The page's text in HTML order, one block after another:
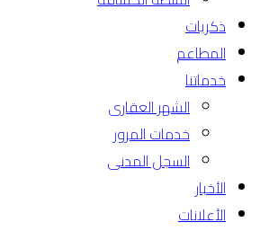
ذكريات
المطاعم
خدماتنا
الشهر العقارى
خدمات المرور
السجل المدنى
الأخبار
الأعلانات